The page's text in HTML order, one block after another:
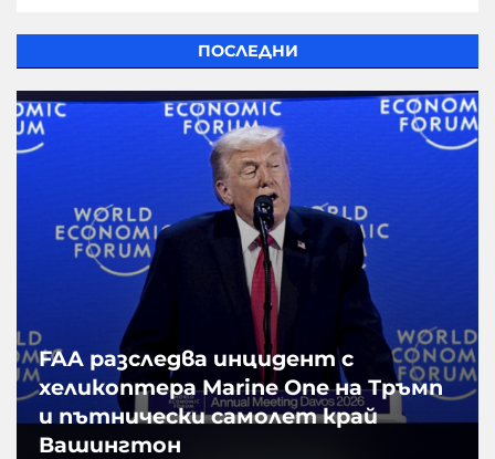
ПОСЛЕДНИ
FAA разследва инцидент с
хеликоптера Marine One на Тръмп
и пътнически самолет край
Вашингтон